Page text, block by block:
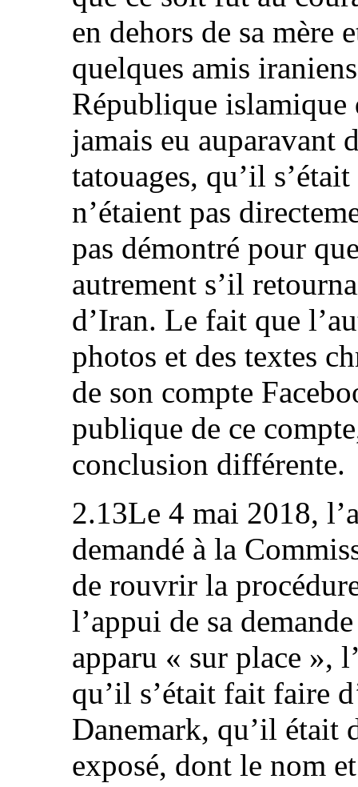
en dehors de sa mère
quelques amis
République islamique
jamais eu auparavant
tatouages, qu’il
n’étaient pas
pas démontré pour
autrement s’il
d’Iran. Le fait que
photos et des textes
de son compte
publique de ce
conclusion différente.
2.13Le 4 mai 2018,
demandé à la
de rouvrir la
l’appui de sa
apparu « sur place »,
qu’il s’était fait faire
Danemark, qu’il était
exposé, dont le nom